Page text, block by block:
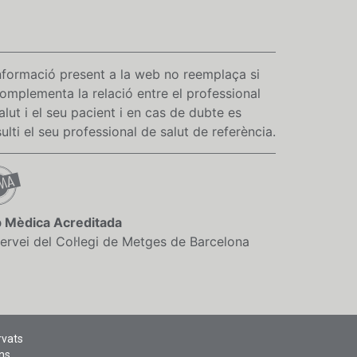
present a la web no reemplaça si
la relació entre el professional
i el seu pacient i en cas de dubte es
el seu professional de salut de referència.
Mèdica Acreditada
del Col·legi de Metges de Barcelona